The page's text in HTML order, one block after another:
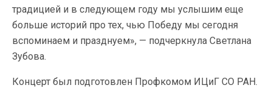
традицией и в следующем году мы услышим еще
больше историй про тех, чью Победу мы сегодня
вспоминаем и празднуем», — подчеркнула Светлана
Зубова.
Концерт был подготовлен Профкомом ИЦиГ СО РАН.